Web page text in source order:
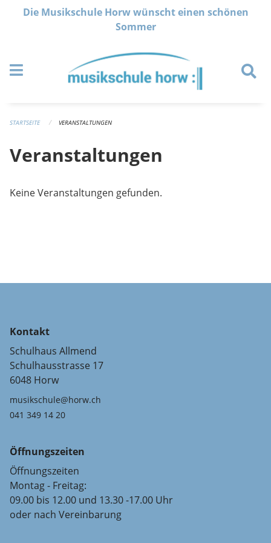
Navigation überspringen
Die Musikschule Horw wünscht einen schönen
Sommer
STARTSEITE VERANSTALTUNGEN
Veranstaltungen
Keine Veranstaltungen gefunden.
Kontakt
Schulhaus Allmend
Schulhausstrasse 17
6048 Horw
musikschule@horw.ch
041 349 14 20
Öffnungszeiten
Öffnungszeiten
Montag - Freitag:
09.00 bis 12.00 und 13.30 -17.00 Uhr
oder nach Vereinbarung